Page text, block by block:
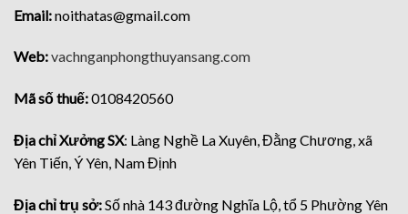
Email:noithatas@gmail.com
Web:vachnganphongthuyansang.com
Mã số thuế:0108420560
Địa chỉ Xưởng SX: Làng Nghề La Xuyên, Đằng Chương, xã
Yên Tiến, Ý Yên, Nam Định
Địa chỉ trụ sở:Số nhà 143 đường Nghĩa Lộ, tổ 5 Phường Yên